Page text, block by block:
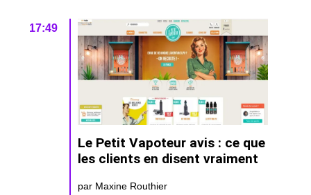
17:49
Le Petit Vapoteur avis : ce que
les clients en disent vraiment
par Maxine Routhier